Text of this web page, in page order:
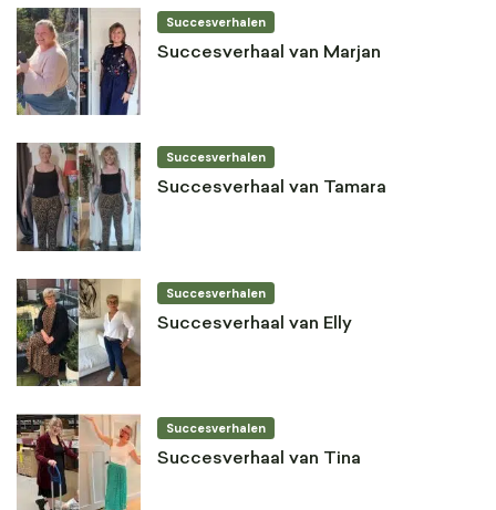
Succesverhalen
Succesverhaal van Marjan
Succesverhalen
Succesverhaal van Tamara
Succesverhalen
Succesverhaal van Elly
Succesverhalen
Succesverhaal van Tina